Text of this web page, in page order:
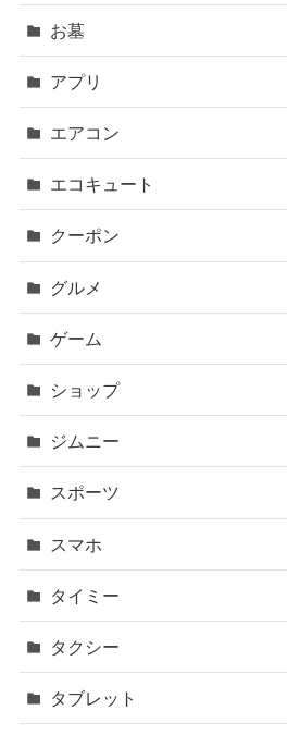
お墓
アプリ
エアコン
エコキュート
クーポン
グルメ
ゲーム
ショップ
ジムニー
スポーツ
スマホ
タイミー
タクシー
タブレット